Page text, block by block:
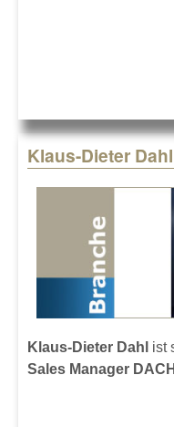
Klaus-Dieter
Klaus-Dieter Dahl ist
Sales Manager DACH